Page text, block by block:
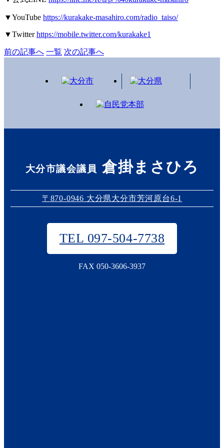
▼YouTube https://kurakake-masahiro.com/radio_taiso/
▼Twitter https://mobile.twitter.com/kurakake1
前の記事へ 一覧 次の記事へ
大分市議会議員 倉掛まさひろ
〒870-0946 大分県大分市芳河原台6-1
TEL 097-504-7738
FAX 050-3606-3937